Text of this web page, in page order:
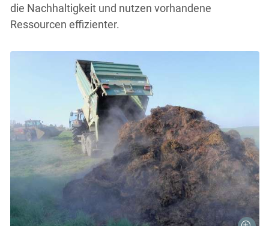
die Nachhaltigkeit und nutzen vorhandene
Ressourcen effizienter.